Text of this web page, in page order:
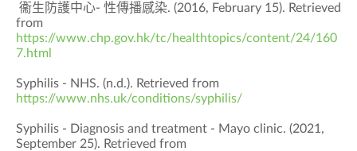
衞生防護中心- 性傳播感染. (2016, February 15). Retrieved
from
https://www.chp.gov.hk/tc/healthtopics/content/24/160
7.html
Syphilis - NHS. (n.d.). Retrieved from
https://www.nhs.uk/conditions/syphilis/
Syphilis - Diagnosis and treatment - Mayo clinic. (2021,
September 25). Retrieved from